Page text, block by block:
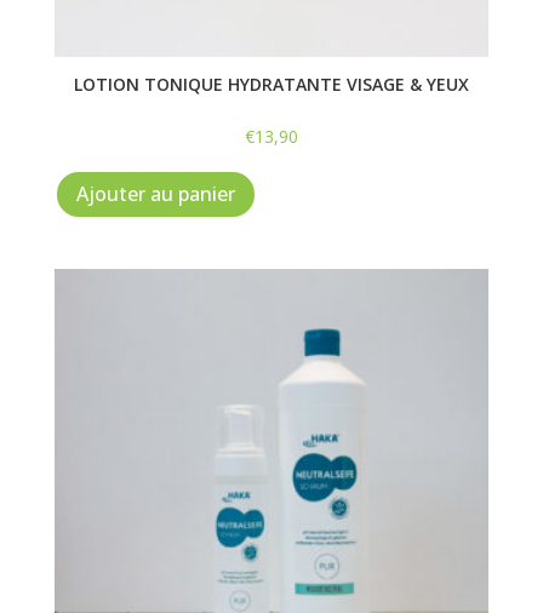
LOTION TONIQUE HYDRATANTE VISAGE & YEUX
€13,90
Ajouter au panier